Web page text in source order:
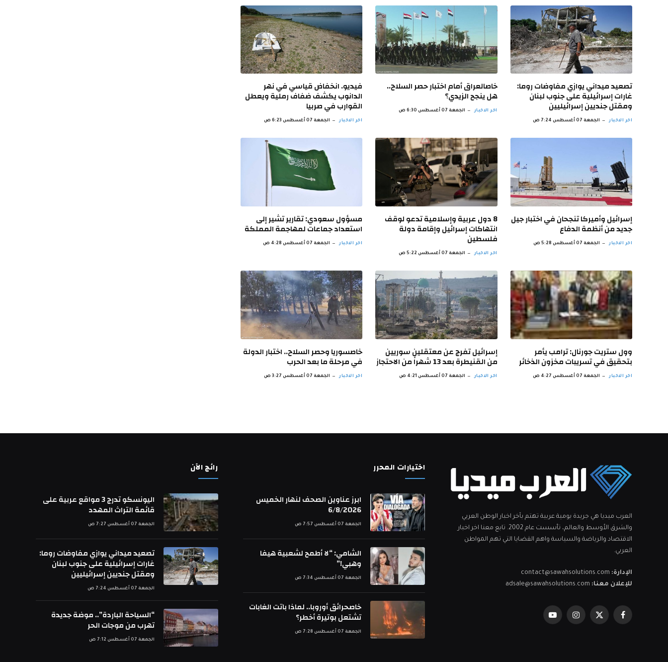
تصعيد ميداني يوازي مفاوضات روما:
غارات إسرائيلية على جنوب لبنان
ومقتل جنديين إسرائيليين
اخر الاخبار الجمعة 07 أغسطس 7:24 ص
خاصالعراق أمام اختبار حصر السلاح..
هل ينجح الزيدي؟
اخر الاخبار الجمعة 07 أغسطس 6:30 ص
فيديو. انخفاض قياسي في نهر
الدانوب يكشف ضفاف رملية ويعطل
القوارب في صربيا
اخر الاخبار الجمعة 07 أغسطس 6:23 ص
إسرائيل وأميركا تنجحان في اختبار جيل
جديد من أنظمة الدفاع
اخر الاخبار الجمعة 07 أغسطس 5:28 ص
8 دول عربية وإسلامية تدعو لوقف
انتهاكات إسرائيل وإقامة دولة
فلسطين
اخر الاخبار الجمعة 07 أغسطس 5:22 ص
مسؤول سعودي: تقارير تشير إلى
استعداد جماعات لمهاجمة المملكة
اخر الاخبار الجمعة 07 أغسطس 4:28 ص
وول ستريت جورنال: ترامب يأمر
بتحقيق في تسريبات مخزون الذخائر
اخر الاخبار الجمعة 07 أغسطس 4:27 ص
إسرائيل تفرج عن معتقلين سوريين
من القنيطرة بعد 13 شهراً من الاحتجاز
اخر الاخبار الجمعة 07 أغسطس 4:21 ص
خاصسوريا وحصر السلاح.. اختبار الدولة
في مرحلة ما بعد الحرب
اخر الاخبار الجمعة 07 أغسطس 3:27 ص
العرب ميديا هي جريدة يومية عربية تهتم بآخر اخبار الوطن العربي
والشرق الأوسط والعالم، تأسست عام 2002. تابع معنا اخر اخبار
الاقتصاد والرياضة والسياسة واهم القضايا التي تهم المواطن
العربي.
الإدارة: contact@sawahsolutions.com
للإعلان معنا: adsale@sawahsolutions.com
فيسبوكX
الانستغراميوتيوب
اختيارات المحرر
ابرز عناوين الصحف لنهار الخميس
6/8/2026
الجمعة 07 أغسطس 7:57 ص
الشامي: “لا أطمح لشعبية هيفا
وهبي!”
الجمعة 07 أغسطس 7:34 ص
خاصحرائق أوروبا.. لماذا باتت الغابات
تشتعل بوتيرة أخطر؟
الجمعة 07 أغسطس 7:28 ص
رائج الآن
اليونسكو تدرج 3 مواقع عربية على
قائمة التراث المهدد
الجمعة 07 أغسطس 7:27 ص
تصعيد ميداني يوازي مفاوضات روما:
غارات إسرائيلية على جنوب لبنان
ومقتل جنديين إسرائيليين
الجمعة 07 أغسطس 7:24 ص
“السياحة الباردة”.. موضة جديدة
تهرب من موجات الحر
الجمعة 07 أغسطس 7:12 ص